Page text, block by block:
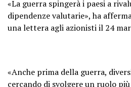
«La guerra spingerà i paesi a
dipendenze valutarie», ha
una lettera agli azionisti il ​​24
«Anche prima della guerra,
cercando di svolgere un ruolo